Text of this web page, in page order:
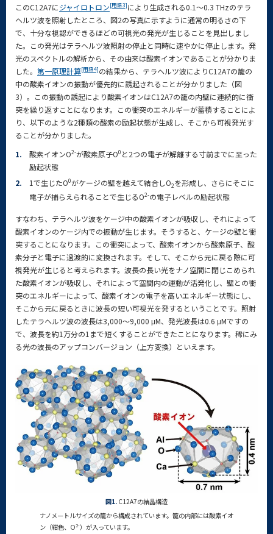
このC12A7にジャイロトロン[用語3]により生成される0.1～0.3 THzのテラ
ヘルツ波を照射したところ、図2の写真に示すように通常の明るさの下
で、十分な視認ができるほどの可視光の発光が生じることを見出しまし
た。この発光はテラヘルツ波照射の停止と同時に速やかに停止します。発
光のスペクトルの解析から、その由来は酸素イオンであることが分かりま
した。 第一原理計算[用語4]の結果から、テラヘルツ波によりC12A7の籠の
中の酸素イオンの振動が優先的に誘起されることが分かりました（図
3）。この振動の誘起により酸素イオンはC12A7の籠の内壁に連続的に衝
突を繰り返すことになります。この衝突のエネルギーが蓄積することによ
り、以下のような2種類の酸素の励起状態が生成し、そこから可視発光す
ることが分かりました。
1.
酸素イオンO2-が酸素原子O0 と2つの電子が解離する寸前までに至った
励起状態
2.
1で生じたO0がケージの壁を越えて結合しO2を形成し、さらにそこに
電子が捕らえられることで生じるO2-の電子レベルの励起状態
すなわち、テラヘルツ波をケージ中の酸素イオンが吸収し、それによって
酸素イオンのケージ内での振動が生じます。そうすると、ケージの壁と衝
突することになります。この衝突によって、酸素イオンから酸素原子、酸
素分子と電子に過渡的に変換されます。そして、そこから元に戻る際に可
視発光が生じると考えられます。波長の長い光をナノ空間に閉じこめられ
た酸素イオンが吸収し、それによって空間内の運動が活発化し、壁との衝
突のエネルギーによって、酸素イオンの電子を高いエネルギー状態にし、
そこから元に戻るときに波長の短い可視光を発するということです。照射
したテラヘルツ波の波長は3,000～9,000 μM、発光波長は0.6 μMですの
で、波長を約1万分の1まで短くすることができたことになります。稀にみ
る光の波長のアップコンバージョン（上方変換）といえます。
図1. C12A7の結晶構造
ナノメートルサイズの籠から構成されています。籠の内部には酸素イオ
ン（紺色、O2-）が入っています。